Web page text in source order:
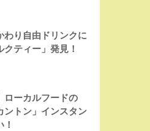
わり自由ドリンクに
クティー」発見！
ローカルフードの
ントン」インスタン